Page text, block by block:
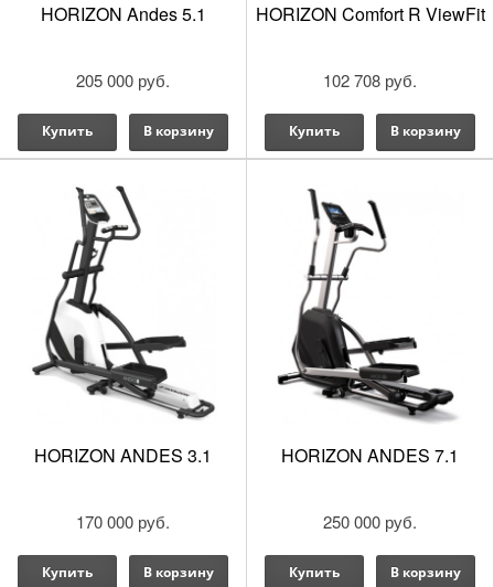
HORIZON Andes 5.1
205 000 руб.
Купить В корзину
HORIZON Comfort R ViewFit
102 708 руб.
Купить В корзину
HORIZON ANDES 3.1
170 000 руб.
Купить В корзину
HORIZON ANDES 7.1
250 000 руб.
Купить В корзину